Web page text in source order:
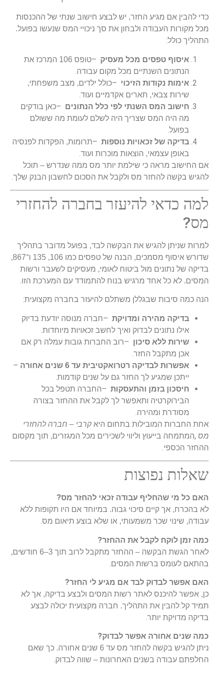
כדי להבין אם מגיע החזר, יש לבצע חישוב שנתי של ההכנסות
מכל מקורות העבודה ולבחון את סך ניכויי המס שנעשו בפועל.
התהליך כולל:
איסוף טפסים מכל מעסיק –
טופס 106 המרכז את
הנתונים השנתיים מכל מקום עבודה
אימות נקודות הזיכוי –כולל ילדים, מצב משפחתי,
שירות צבאי, תארים אקדמיים ועוד
חישוב המס השנתי לפי כלל הנתונים –כאן בודקים
מה היה המס שצריך היה לשלם לעומת מה ששולם
בפועל
בדיקה של זכאויות נוספות –תרומות, הפקדות לפנסיה
באופן עצמאי, הוצאות מוכרות ועוד
אם החישוב מראה כי שילמת יותר מס ממה שנדרש – תוכל
להגיש בקשה להחזר מס ולקבל את הסכום לחשבון הבנק שלך
למה כדאי להיעזר בחברה להחזרי
מס?
למרות שניתן להגיש את הבקשה לבד, בפועל מדובר בתהליך
שדורש איסוף מסמכים, הבנה של טפסים כמו 106, 135 ו־867,
בדיקה של נתונים מול ביטוח לאומי, מעסיקים לשעבר ורשות
המסים. לא כל אחד מרגיש בנוח להתמודד עם המערכת הזו.
הנה כמה סיבות שבגללן משתלם להיעזר בחברה מקצועית:
בדיקה מהירה ומדויקת –חברה מנוסה יודעת בדיוק
אילו נתונים לבדוק ואיך לחשב זכאויות מיוחדות
שירות ללא סיכון –רוב החברות גובות עמלה רק אם
אכן מתקבל החזר
אפשרות לבדיקה רטרואקטיבית עד 6 שנים אחורה –
ייתכן שמגיע לך החזר גם על שנים קודמות
חיסכון בזמן והתעסקות –החברה תטפל בכל
הבירוקרטיה ותאפשר לך לקבל את ההחזר בצורה
מסודרת ומהירה
אחת החברות המובילות בתחום היא קרבי – חברה להחזרי
מס ,המתמחה בייעוץ וליווי לשכירים מכל המגזרים, תוך מקסום
ההחזר הכספי
שאלות נפוצות
האם כל מי שהחליף עבודה זכאי להחזר מס?
לא בהכרח, אך קיים סיכוי גבוה. במיוחד אם היו תקופות ללא
עבודה, שינוי שכר משמעותי, או שלא בוצע תיאום מס.
כמה זמן לוקח לקבל את ההחזר?
לאחר הגשת הבקשה – ההחזר מתקבל לרוב תוך 3–6 חודשים,
בהתאם לעומס ברשות המסים
האם אפשר לבדוק לבד אם מגיע לי החזר?
כן, אפשר להיכנס לאתר רשות המסים ולבצע בדיקה, אך לא
תמיד קל להבין את התהליך. חברה מקצועית יכולה לבצע
בדיקה מדויקת יותר.
כמה שנים אחורה אפשר לבדוק?
ניתן להגיש בקשה להחזר מס עד 6 שנים אחורה. כך שאם
החלפתם עבודה בשנים האחרונות – שווה לבדוק.